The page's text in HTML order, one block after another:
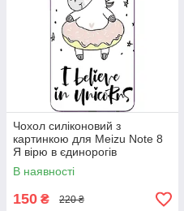
Чохол силіконовий з
картинкою для Meizu Note 8
Я вірю в єдинорогів
В наявності
150 ₴ 220 ₴